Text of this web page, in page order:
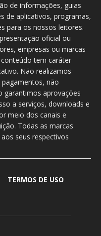
de informações, guias
de aplicativos, programas,
para os nossos leitores.
oficial ou
empresas ou marcas
tem caráter
Não realizamos
não
garantimos aprovações
a serviços, downloads e
meio dos canais e
Todas as marcas
seus respectivos
TERMOS DE USO